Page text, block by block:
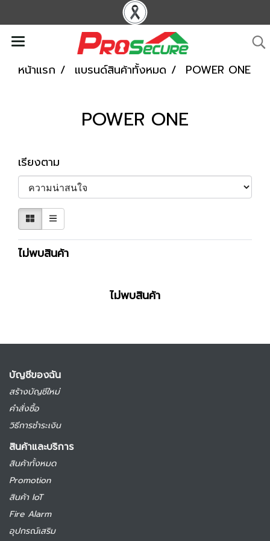
หน้าแรก แบรนด์สินค้าทั้งหมด POWER ONE
POWER ONE
เรียงตาม
ไม่พบสินค้า
ไม่พบสินค้า
บัญชีของฉัน
สร้างบัญชีใหม่
คำสั่งซื้อ
วิธีการชำระเงิน
สินค้าและบริการ
สินค้าทั้งหมด
Promotion
สินค้า IoT
Fire Alarm
อุปกรณ์เสริม